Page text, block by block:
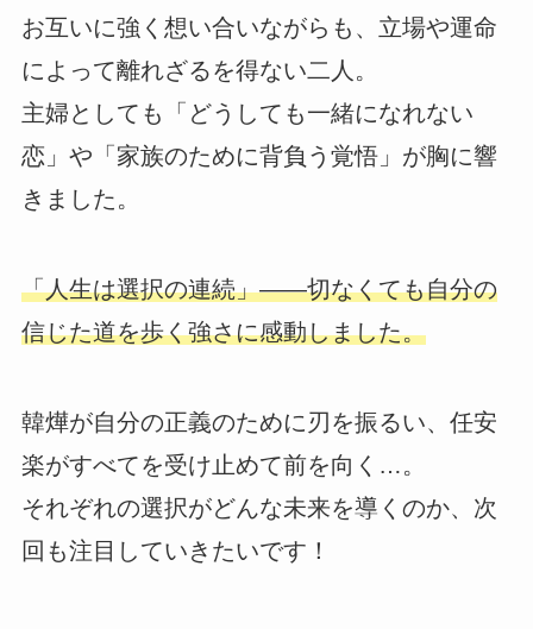
お互いに強く想い合いながらも、立場や運命
によって離れざるを得ない二人。
主婦としても「どうしても一緒になれない
恋」や「家族のために背負う覚悟」が胸に響
きました。
「人生は選択の連続」――切なくても自分の
信じた道を歩く強さに感動しました。
韓燁が自分の正義のために刃を振るい、任安
楽がすべてを受け止めて前を向く…。
それぞれの選択がどんな未来を導くのか、次
回も注目していきたいです！